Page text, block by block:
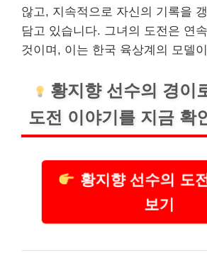
않고, 지속적으로 자신의 기록을
담고 있습니다. 그녀의 도전은 연
것이며, 이는 한국 육상계의 모델
황지향 선수의 경이
도전 이야기를 지금 확
황지향 선수의 도
보기